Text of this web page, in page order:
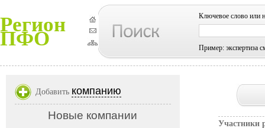
Регион
ПФО
Ключевое слово или
Пример: экспертиза
Участники
Добавить компанию
Новые компании